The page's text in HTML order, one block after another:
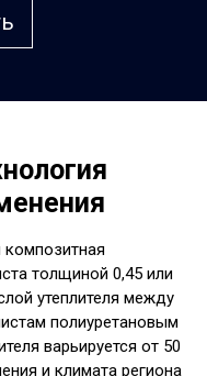
толщиной 0,45 или
утеплителя между
полиуретановым
варьируется от 50
и климата региона